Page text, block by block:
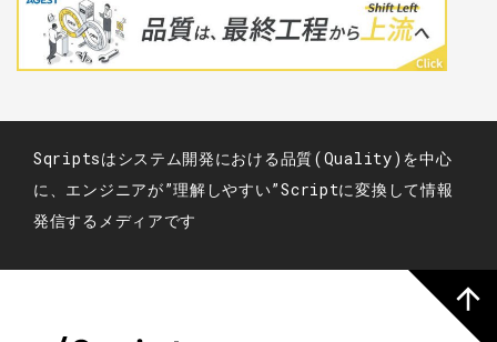
Sqriptsはシステム開発における品質(Quality)を中心
に、エンジニアが”理解しやすい”Scriptに変換して情報
発信するメディアです